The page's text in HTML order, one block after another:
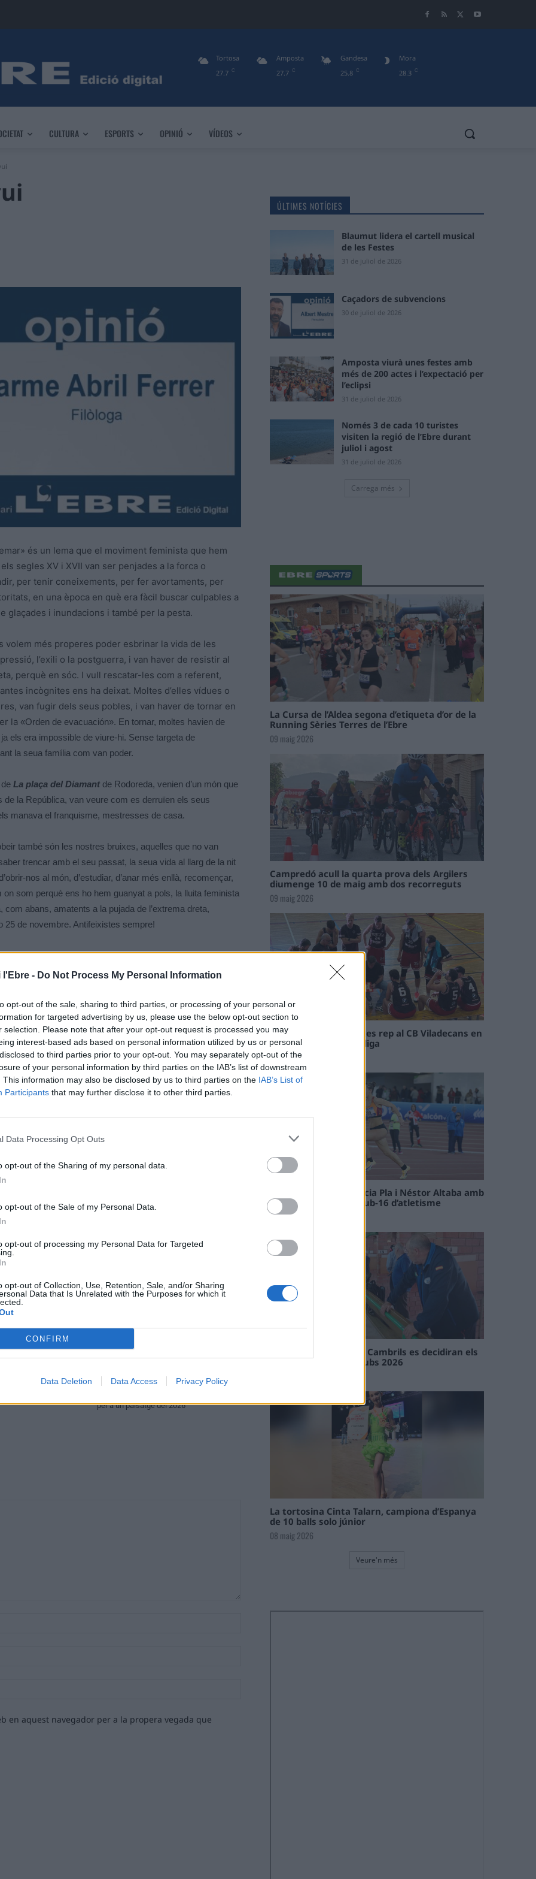
l'Ebre - Do Not Process My Personal Information
opt-out of the sale, sharing to third parties, or processing of your personal or
for targeted advertising by us, please use the below opt-out section to
selection. Please note that after your opt-out request is processed you may
interest-based ads based on personal information utilized by us or personal
to third parties prior to your opt-out. You may separately opt-out of the
of your personal information by third parties on the IAB’s list of downstream
This information may also be disclosed by us to third parties on the IAB’s List of
Participants that may further disclose it to other third parties.
Data Processing Opt Outs
opt-out of the Sharing of my personal data.
opt-out of the Sale of my Personal Data.
opt-out of processing my Personal Data for Targeted
opt-out of Collection, Use, Retention, Sale, and/or Sharing
Data that Is Unrelated with the Purposes for which it
CONFIRM
Data Deletion Data Access Privacy Policy
27.7 C
Tortosa
27.7 C
Amposta
25.8 C
Gandesa
28.3 C
Mora
CULTURA ESPORTS OPINIÓ VÍDEOS
és un lema que el moviment feminista que hem
segles XV i XVII van ser penjades a la forca o
per tenir coneixements, per fer avortaments, per
en una època en què era fàcil buscar culpables a
glaçades i inundacions i també per la pesta.
més properes poder esbrinar la vida de les
l’exili o la postguerra, i van haver de resistir al
perquè en sóc. I vull rescatar-les com a referent,
incògnites ens ha deixat. Moltes d’elles vídues o
van fugir dels seus pobles, i van haver de tornar en
la «Orden de evacuación». En tornar, moltes havien de
els era impossible de viure-hi. Sense targeta de
la seua família com van poder.
La plaça del Diamantde Rodoreda, venien d’un món que
la República, van veure com es derruïen els seus
manava el franquisme, mestresses de casa.
també són les nostres bruixes, aquelles que no van
trencar amb el seu passat, la seua vida al llarg de la nit
nos al món, d’estudiar, d’anar més enllà, recomençar,
som perquè ens ho hem guanyat a pols, la lluita feminista
abans, amatents a la pujada de l’extrema dreta,
25 de novembre. Antifeixistes sempre!
Article següent
El president del Consell Escolar, Jesús Viñas, confia
que es debata «amb profunditat» el nou calendari
Firmes setmanarilebre.cat
per a un paisatge del 2026
en aquest navegador per a la propera vegada que
ÚLTIMES NOTÍCIES
Blaumut lidera el cartell musical
de les Festes
31 de juliol de 2026
Caçadors de subvencions
30 de juliol de 2026
Amposta viurà unes festes amb
més de 200 actes i l’expectació per
l’eclipsi
31 de juliol de 2026
Només 3 de cada 10 turistes
visiten la regió de l’Ebre durant
juliol i agost
31 de juliol de 2026
Carrega més
La Cursa de l’Aldea segona d’etiqueta d’or de la
Running Sèries Terres de l’Ebre
09 maig 2026
Campredó acull la quarta prova dels Argilers
diumenge 10 de maig amb dos recorreguts
09 maig 2026
El Cantaires amb baixes rep al CB Viladecans en
el tram decisiu de la lliga
09 maig 2026
Paula Sintorres, Patrícia Pla i Néstor Altaba amb
la selecció catalana sub-16 d’atletisme
08 maig 2026
En les tirades de Flix i Cambrils es decidiran els
campions de l’Interclubs 2026
La tortosina Cinta Talarn, campiona d’Espanya
de 10 balls solo júnior
08 maig 2026
Veure'n més